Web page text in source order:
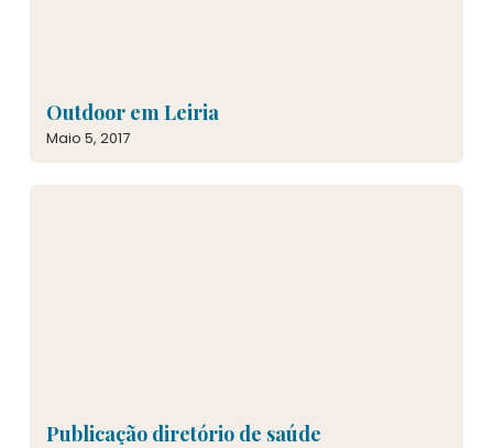
Outdoor em Leiria
Maio 5, 2017
Publicação diretório de saúde